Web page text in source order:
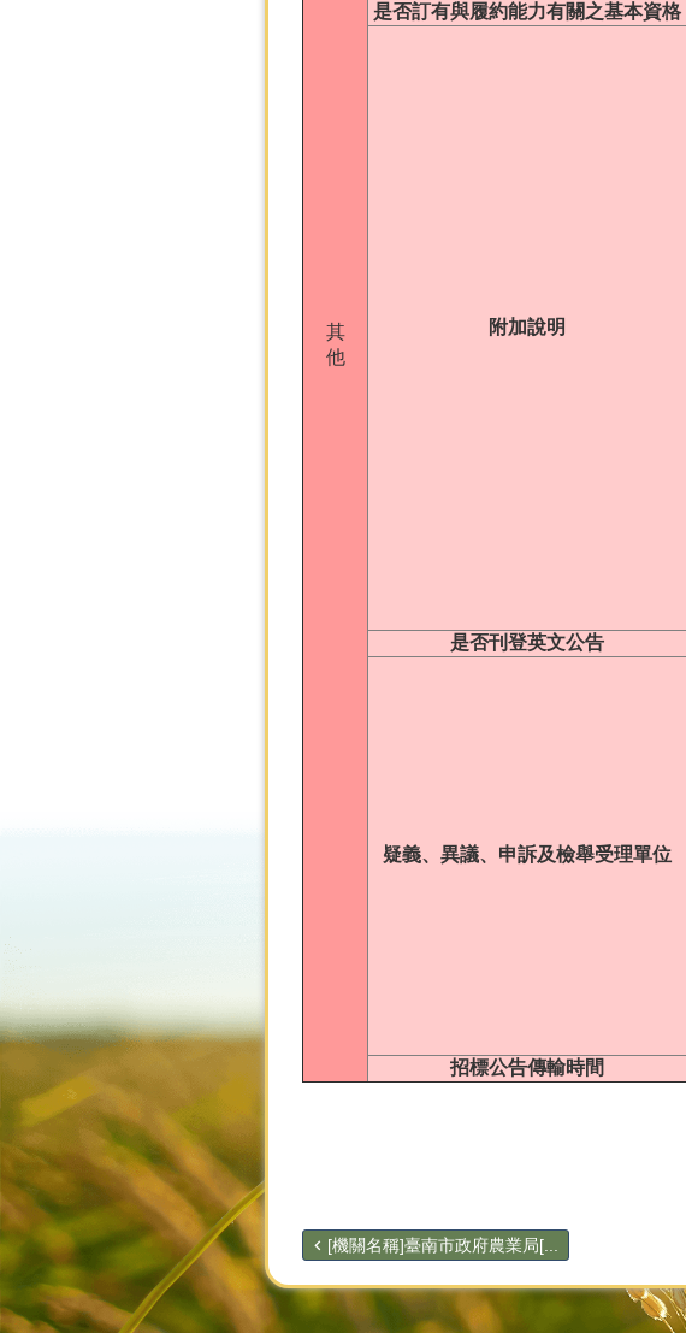
其
他
是否訂有與履約能力有關之基本資格
附加說明
是否刊登英文公告
疑義、異議、申訴及檢舉受理單位
招標公告傳輸時間
[機關名稱]臺南市政府農業局[...